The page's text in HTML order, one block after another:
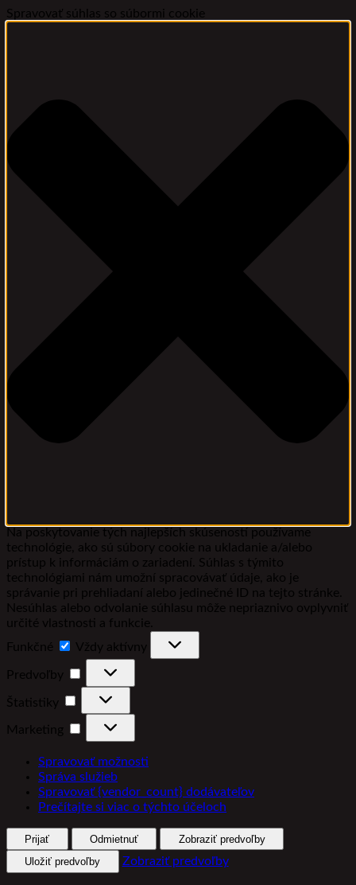
Spravovať súhlas so súbormi cookie
Na poskytovanie tých najlepších skúseností používame
technológie, ako sú súbory cookie na ukladanie a/alebo
prístup k informáciám o zariadení. Súhlas s týmito
technológiami nám umožní spracovávať údaje, ako je
správanie pri prehliadaní alebo jedinečné ID na tejto stránke.
Nesúhlas alebo odvolanie súhlasu môže nepriaznivo ovplyvniť
určité vlastnosti a funkcie.
Funkčné
Vždy aktívny
Predvoľby
Štatistiky
Štatistiky
Marketing
Spravovať možnosti
Správa služieb
Spravovať {vendor_count} dodávateľov
Prečítajte si viac o týchto účeloch
Prijať Odmietnuť
Zobraziť predvoľby
Uložiť predvoľby
Zobraziť predvoľby